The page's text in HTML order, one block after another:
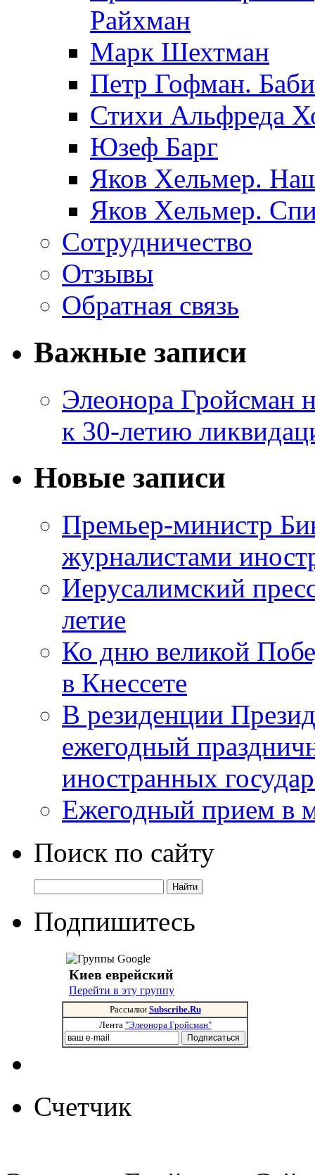
Райхман
Марк Шехтман
Петр Гофман.
Стихи Альфреда
Юзеф Барг
Яков Хельмер.
Яков Хельмер.
Сотрудничество
Отзывы
Обратная связь
Важные записи
Элеонора Гройсман
к 30-летию
Новые записи
Премьер-министр
журналистами
Иерусалимский
летие
Ко дню великой
в Кнессете
В резиденции
ежегодный
иностранных
Ежегодный прием в
Поиск по сайту
Подпишитесь
Киев еврейский
Перейти в эту группу
Рассылки Subscribe.Ru
Лента "Элеонора Гройсман"
Счетчик